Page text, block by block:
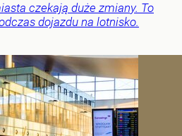
czekają duże zmiany. To
dojazdu na lotnisko.